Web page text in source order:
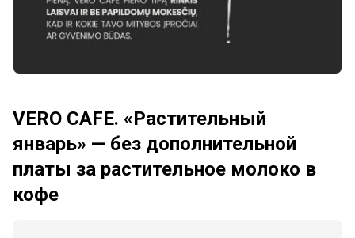
VERO CAFE. «Растительный
январь» — без дополнительной
платы за растительное молоко в
кофе